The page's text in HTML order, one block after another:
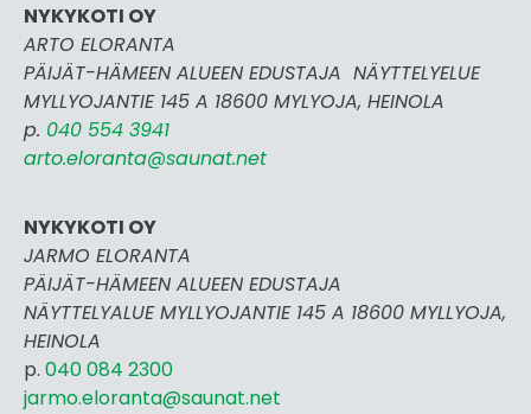
NYKYKOTI OY
ARTO ELORANTA
PÄIJÄT-HÄMEEN ALUEEN EDUSTAJA NÄYTTELYELUE
MYLLYOJANTIE 145 A 18600 MYLYOJA, HEINOLA
p. 040 554 3941
arto.eloranta@saunat.net
NYKYKOTI OY
JARMO ELORANTA
PÄIJÄT-HÄMEEN ALUEEN EDUSTAJA
NÄYTTELYALUE MYLLYOJANTIE 145 A 18600 MYLLYOJA,
HEINOLA
p. 040 084 2300
jarmo.eloranta@saunat.net